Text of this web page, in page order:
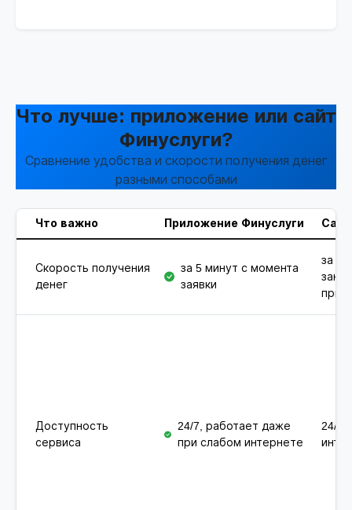
Что лучше: приложение или сайт
Финуслуги?
Сравнение удобства и скорости получения денег
разными способами
Что важно Приложение Финуслуги
Скорость получения
денег
за 5 минут с момента
заявки
за 5
при
Доступность
сервиса
24/7, работает даже
при слабом интернете
24/7,